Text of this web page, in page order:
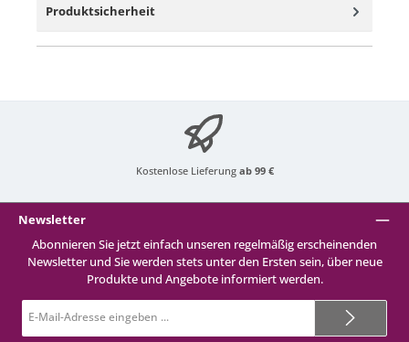
Produktsicherheit
Kostenlose Lieferung ab 99 €
Newsletter
Abonnieren Sie jetzt einfach unseren regelmäßig erscheinenden
Newsletter und Sie werden stets unter den Ersten sein, über neue
Produkte und Angebote informiert werden.
Mail-